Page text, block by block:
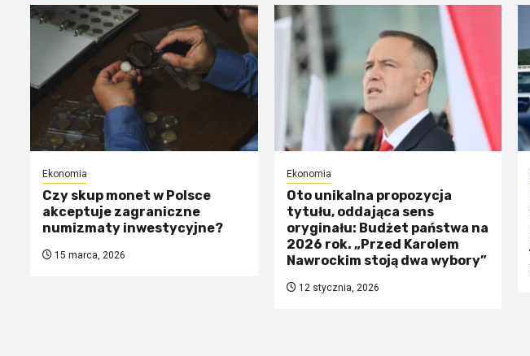
Ekonomia
Czy skup monet w Polsce
akceptuje zagraniczne
numizmaty inwestycyjne?
15 marca, 2026
Ekonomia
Oto unikalna propozycja
tytułu, oddająca sens
oryginału: Budżet państwa na
2026 rok. „Przed Karolem
Nawrockim stoją dwa wybory”
12 stycznia, 2026